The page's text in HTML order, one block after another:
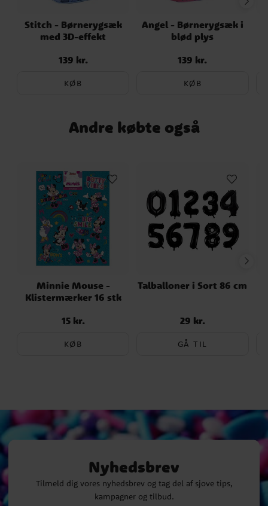
Stitch - Børnerygsæk
med 3D-effekt
Pris:139 kr.
139 kr.
KØB
Angel - Børnerygsæk i
blød plys
Pris:139 kr.
139 kr.
KØB
Andre købte også
Minnie Mouse -
Klistermærker 16 stk
Pris: 15 kr.
15 kr.
KØB
Talballoner i Sort 86 cm
Pris: 29 kr.
29 kr.
GÅ TIL
Nyhedsbrev
Tilmeld dig vores nyhedsbrev og tag del af sjove tips,
kampagner og tilbud.